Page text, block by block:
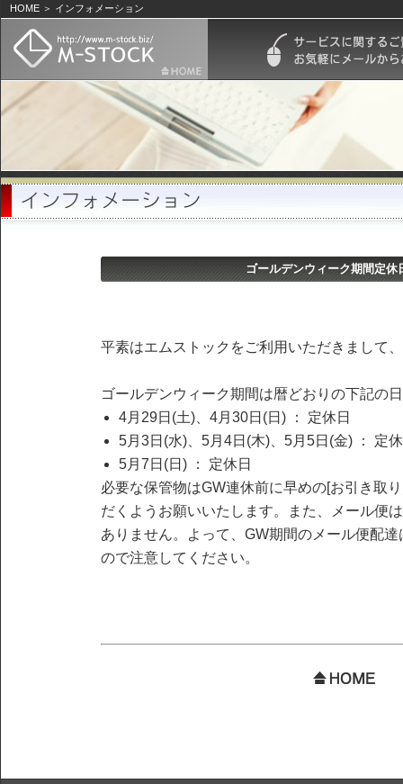
HOME ＞ インフォメーション
ゴールデンウィーク期間定休
平素はエムストックをご利用いただきまして
ゴールデンウィーク期間は暦どおりの下記の
4月29日(土)、4月30日(日) ： 定休日
5月3日(水)、5月4日(木)、5月5日(金) ： 定
5月7日(日) ： 定休日
必要な保管物はGW連休前に早めの[お引き取
だくようお願いいたします。また、メール便
ありません。よって、GW期間のメール便配
ので注意してください。